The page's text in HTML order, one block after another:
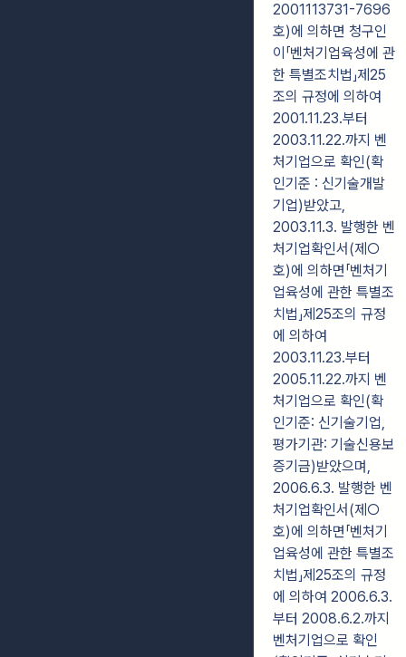
2001113731-7696
호)에 의하면 청구인
이「벤처기업육성에 관
한 특별조치법」제25
조의 규정에 의하여
2001.11.23.부터
2003.11.22.까지 벤
처기업으로 확인(확
인기준 : 신기술개발
기업)받았고,
2003.11.3. 발행한 벤
처기업확인서(제○
호)에 의하면「벤처기
업육성에 관한 특별조
치법」제25조의 규정
에 의하여
2003.11.23.부터
2005.11.22.까지 벤
처기업으로 확인(확
인기준: 신기술기업,
평가기관: 기술신용보
증기금)받았으며,
2006.6.3. 발행한 벤
처기업확인서(제○
호)에 의하면「벤처기
업육성에 관한 특별조
치법」제25조의 규정
에 의하여 2006.6.3.
부터 2008.6.2.까지
벤처기업으로 확인